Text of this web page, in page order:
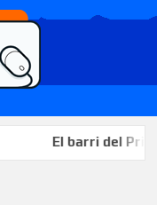
El barri del Priorat